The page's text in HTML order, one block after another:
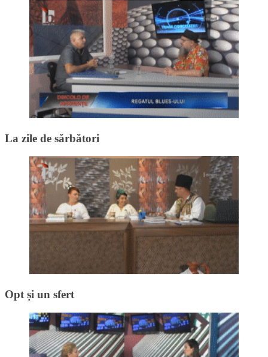
La zile de sărbători
Opt și un sfert